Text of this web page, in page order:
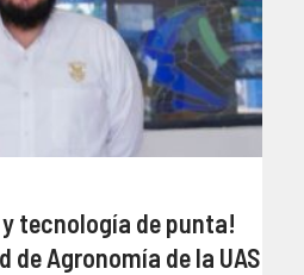
tecnología de punta!
de Agronomía de la UAS